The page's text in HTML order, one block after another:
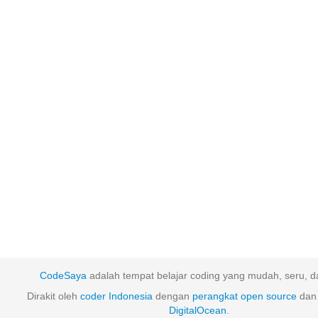
CodeSaya adalah tempat belajar coding yang mudah, seru,
Dirakit oleh coder Indonesia dengan perangkat open source
DigitalOcean